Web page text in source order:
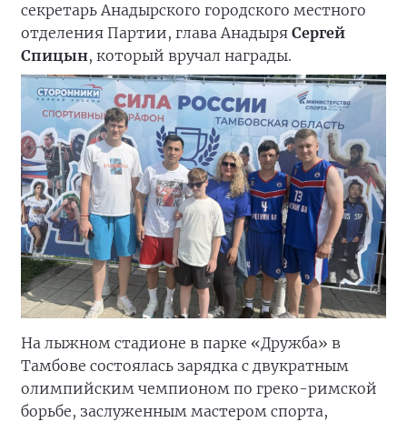
секретарь Анадырского городского местного
отделения Партии, глава Анадыря Сергей
Спицын, который вручал награды.
На лыжном стадионе в парке «Дружба» в
Тамбове состоялась зарядка с двукратным
олимпийским чемпионом по греко-римской
борьбе, заслуженным мастером спорта,